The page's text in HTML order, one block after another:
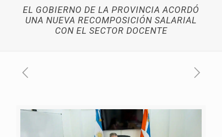
EL GOBIERNO DE LA PROVINCIA ACORDÓ
UNA NUEVA RECOMPOSICIÓN SALARIAL
CON EL SECTOR DOCENTE